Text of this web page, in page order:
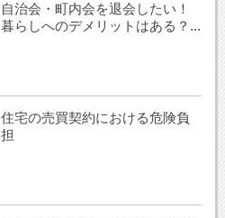
自治会・町内会を退会したい！
暮らしへのデメリットはある？...
住宅の売買契約における危険負
担